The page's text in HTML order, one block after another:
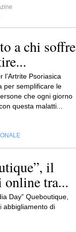
a chi soffre
l’Artrite Psoriasica
per semplificare le
che ogni giorno
questa malatti...
il
online tra...
Day” Queboutique,
abbigliamento di